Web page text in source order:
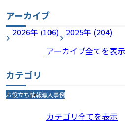
アーカイブ
2026年 (106)
2025年 (204)
アーカイブ全てを表示
カテゴリ
お役立ち情報導入事例
カテゴリ全てを表示